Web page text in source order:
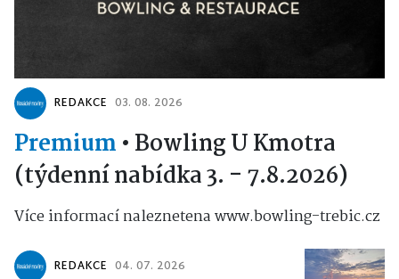
REDAKCE 03. 08. 2026
Premium • Bowling U Kmotra
(týdenní nabídka 3. - 7.8.2026)
Více informací naleznetena www.bowling-trebic.cz
REDAKCE 04. 07. 2026